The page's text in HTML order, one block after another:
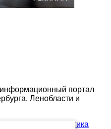
портал
Ленобласти и
сайта.
Политика